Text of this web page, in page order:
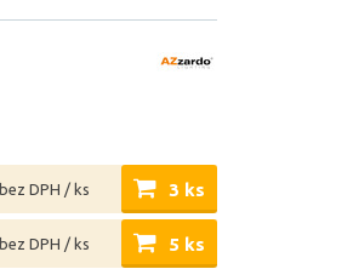
bez DPH / ks 3 ks
bez DPH / ks 5 ks